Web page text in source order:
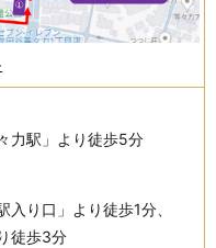
力駅」より徒歩5分
入り口」より徒歩1分、
徒歩3分